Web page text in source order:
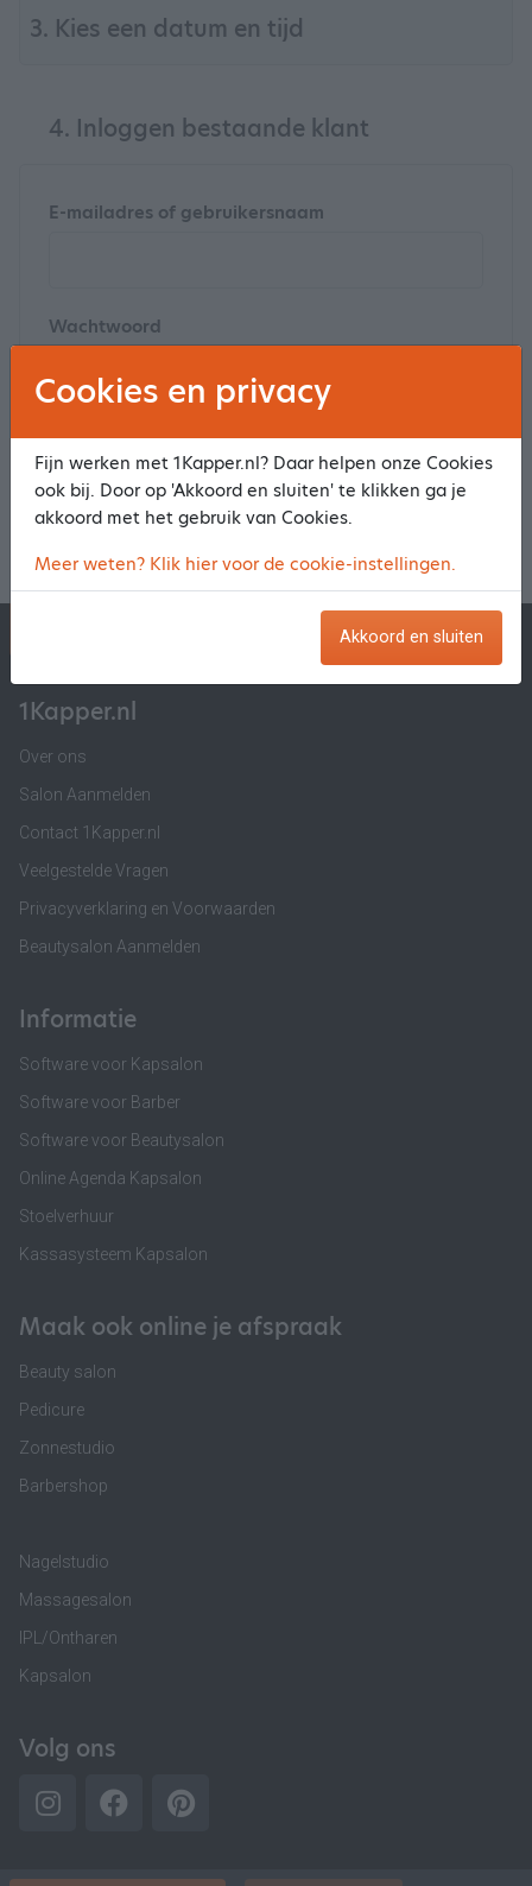
3. Kies een datum en tijd
4. Inloggen bestaande klant
E-mailadres of gebruikersnaam
Wachtwoord
Klikhierom je wachtwoord opnieuw in te stellen
Log in en maak een reservering
1Kapper.nl
Over ons
Salon Aanmelden
Contact 1Kapper.nl
Veelgestelde Vragen
Privacyverklaring en Voorwaarden
Beautysalon Aanmelden
Informatie
Software voor Kapsalon
Software voor Barber
Software voor Beautysalon
Online Agenda Kapsalon
Stoelverhuur
Kassasysteem Kapsalon
Maak ook online je afspraak
Beauty salon
Pedicure
Zonnestudio
Barbershop
Nagelstudio
Massagesalon
IPL/Ontharen
Kapsalon
Volg ons
Cookies en privacy
Fijn werken met 1Kapper.nl? Daar helpen onze Cookies
ook bij. Door op 'Akkoord en sluiten' te klikken ga je
akkoord met het gebruik van Cookies.
Meer weten? Klik hier voor de cookie-instellingen.
Akkoord en sluiten